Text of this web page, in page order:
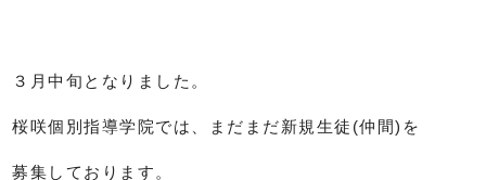
３月中旬となりました。
桜咲個別指導学院では、まだまだ新規生徒(仲間)を
募集しております。